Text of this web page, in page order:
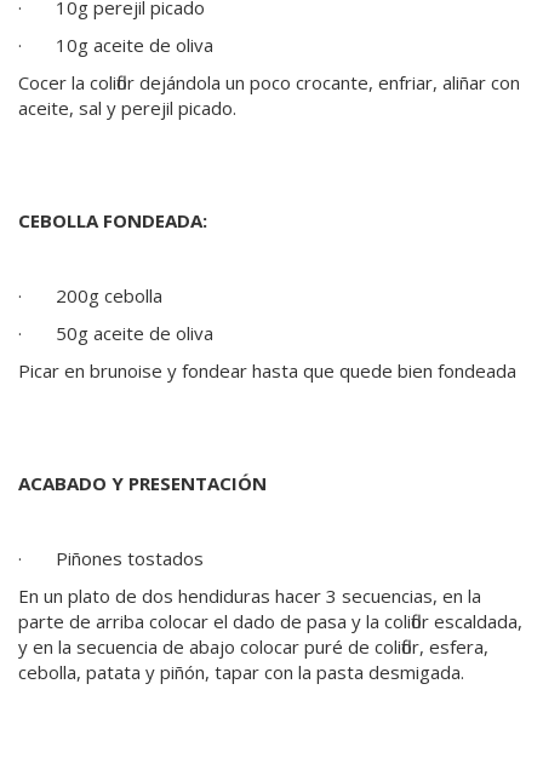
· 10g perejil picado
· 10g aceite de oliva
Cocer la coliflor dejándola un poco crocante, enfriar, aliñar con
aceite, sal y perejil picado.
CEBOLLA FONDEADA:
· 200g cebolla
· 50g aceite de oliva
Picar en brunoise y fondear hasta que quede bien fondeada
ACABADO Y PRESENTACIÓN
· Piñones tostados
En un plato de dos hendiduras hacer 3 secuencias, en la
parte de arriba colocar el dado de pasa y la coliflor escaldada,
y en la secuencia de abajo colocar puré de coliflor, esfera,
cebolla, patata y piñón, tapar con la pasta desmigada.